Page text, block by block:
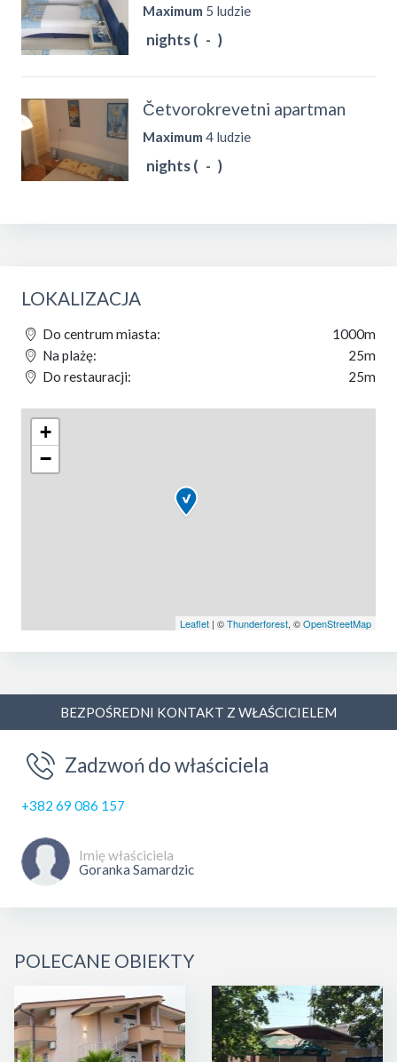
Maximum 5 ludzie
nights ( - )
Četvorokrevetni apartman
Maximum 4 ludzie
nights ( - )
LOKALIZACJA
Do centrum miasta:
1000m
Na plażę:
25m
Do restauracji:
25m
+
−
Leaflet | ©Thunderforest, ©OpenStreetMap
BEZPOŚREDNI KONTAKT Z WŁAŚCICIELEM
Zadzwoń do właściciela
+382 69 086 157
Imię właściciela
Goranka Samardzic
POLECANE OBIEKTY